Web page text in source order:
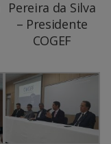
Pereira da Silva
– Presidente
COGEF